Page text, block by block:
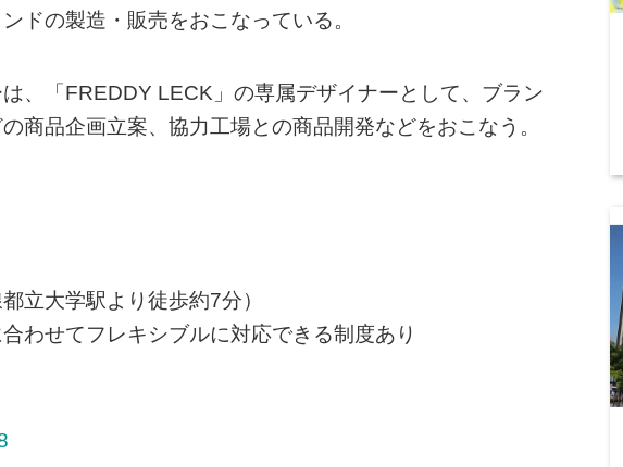
ドの製造・販売をおこなっている。
、「FREDDY LECK」の専属デザイナーとして、ブラン
商品企画立案、協力工場との商品開発などをおこなう。
立大学駅より徒歩約7分）
わせてフレキシブルに対応できる制度あり